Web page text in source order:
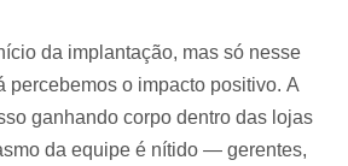
da implantação, mas só nesse
percebemos o impacto positivo. A
ganhando corpo dentro das lojas
da equipe é nítido — gerentes,